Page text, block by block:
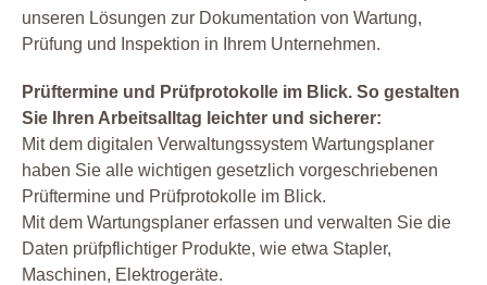
unseren Lösungen zur Dokumentation von Wartung,
Prüfung und Inspektion in Ihrem Unternehmen.
Prüftermine und Prüfprotokolle im Blick. So gestalten
Sie Ihren Arbeitsalltag leichter und sicherer:
Mit dem digitalen Verwaltungssystem Wartungsplaner
haben Sie alle wichtigen gesetzlich vorgeschriebenen
Prüftermine und Prüfprotokolle im Blick.
Mit dem Wartungsplaner erfassen und verwalten Sie die
Daten prüfpflichtiger Produkte, wie etwa Stapler,
Maschinen, Elektrogeräte.